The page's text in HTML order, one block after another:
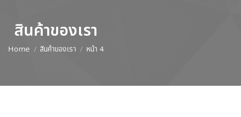
สินค้าของเรา
You are here:
Home สินค้าของเรา หน้า 4